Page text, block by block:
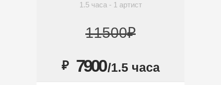
1.5 часа - 1 артист
11500₽
₽ 7900/1.5 часа